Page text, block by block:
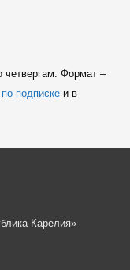
четвергам. Формат –
по подпискеи в
Карелия»